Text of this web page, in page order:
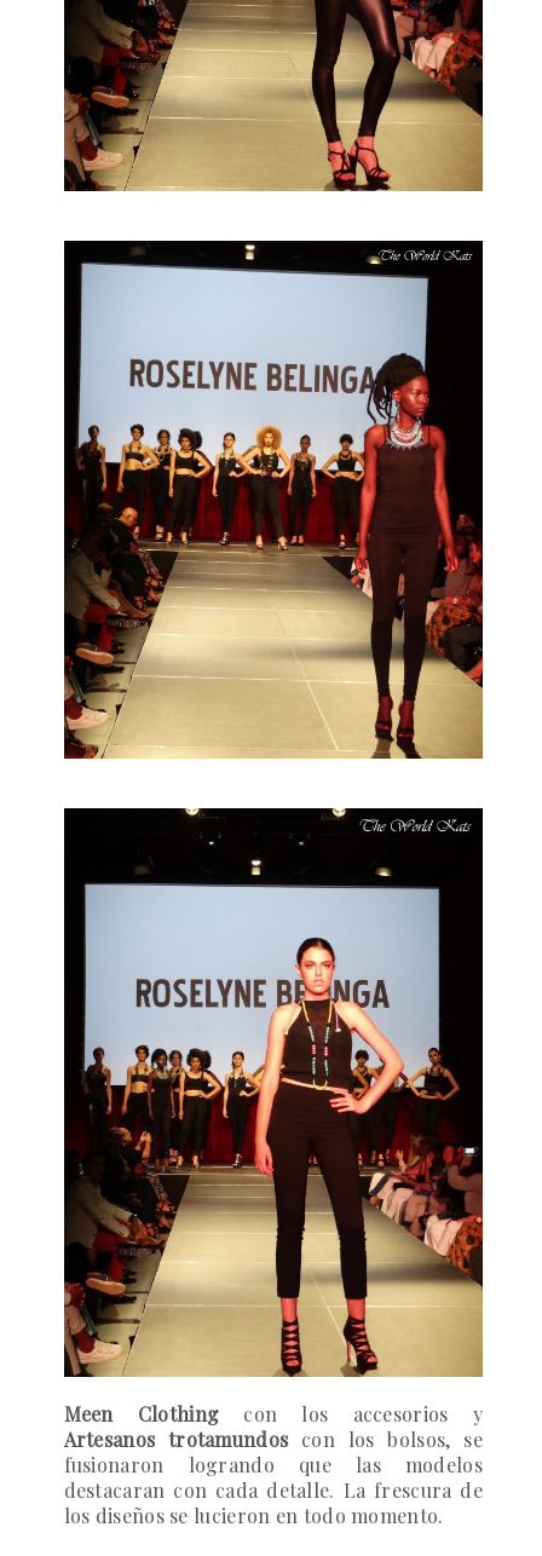
Meen Clothing con los accesorios y
Artesanos trotamundoscon los bolsos, se
fusionaron logrando que las modelos
destacaran con cada detalle. La frescura de
los diseños se lucieron en todo momento.